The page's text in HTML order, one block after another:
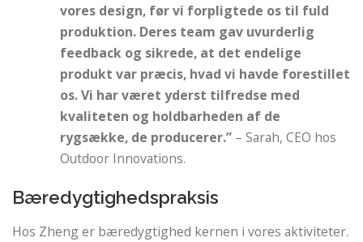
vores design, før vi forpligtede os til fuld
produktion. Deres team gav uvurderlig
feedback og sikrede, at det endelige
produkt var præcis, hvad vi havde forestillet
os. Vi har været yderst tilfredse med
kvaliteten og holdbarheden af ​​de
rygsække, de producerer.” – Sarah, CEO hos
Outdoor Innovations.
Bæredygtighedspraksis
Hos Zheng er bæredygtighed kernen i vores aktiviteter.